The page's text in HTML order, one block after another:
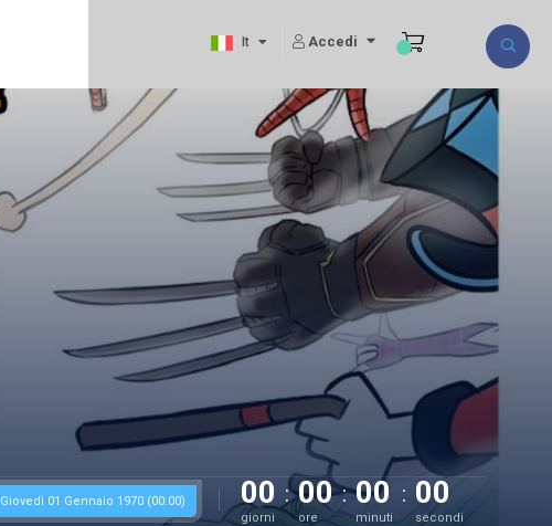
Accedi
It
00
giorni
00
ore
00
minuti
00
secondi
Giovedì 01 Gennaio 1970 (00:00)